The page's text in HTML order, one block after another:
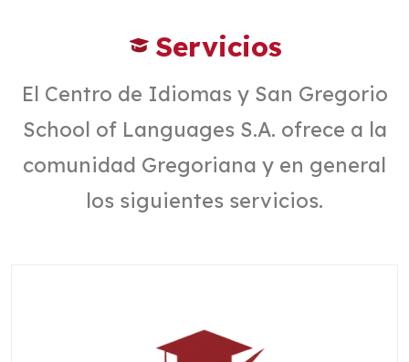
Servicios
El Centro de Idiomas y San Gregorio
School of Languages S.A. ofrece a la
comunidad Gregoriana y en general
los siguientes servicios.